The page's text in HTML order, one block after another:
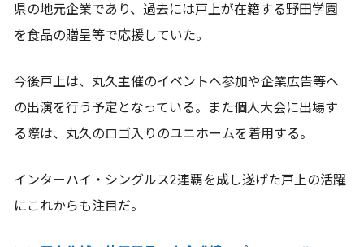
県の地元企業であり、過去には戸上が在籍する野田学園
を食品の贈呈等で応援していた。
今後戸上は、丸久主催のイベントへ参加や企業広告等へ
の出演を行う予定となっている。また個人大会に出場す
る際は、丸久のロゴ入りのユニホームを着用する。
インターハイ・シングルス2連覇を成し遂げた戸上の活躍
にこれからも注目だ。